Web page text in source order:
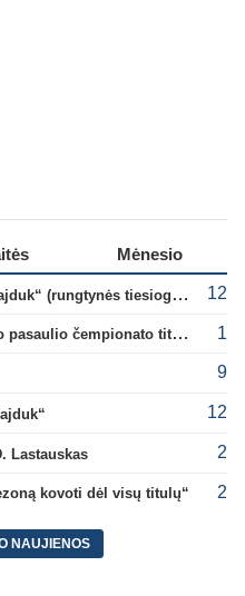
Mėnesio
Konferencijų lyga: „Žalgiris“ – „Hajduk“ (rungtynės tiesiogiai) 12
B. Mendy: „Darau ką noriu su savo pasaulio čempionato titulu“ 1
9
12
Lastauskas 2
kovoti dėl visų titulų“ 2
NAUJIENOS